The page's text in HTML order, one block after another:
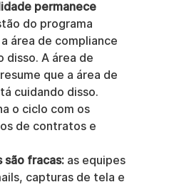
permanece
do programa
área de compliance
disso. A área de
que a área de
cuidando disso.
o ciclo com os
de contratos e
são fracas: as equipes
capturas de tela e